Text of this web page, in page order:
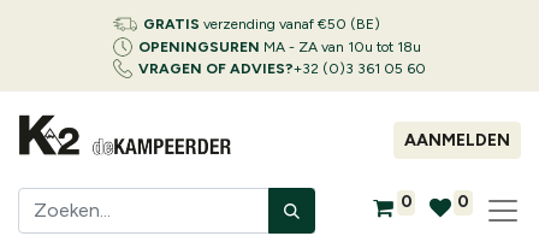
GRATIS verzending vanaf €50 (BE)
OPENINGSUREN MA - ZA van 10u tot 18u
VRAGEN OF ADVIES?+32 (0)3 361 05 60
AANMELDEN
0 0